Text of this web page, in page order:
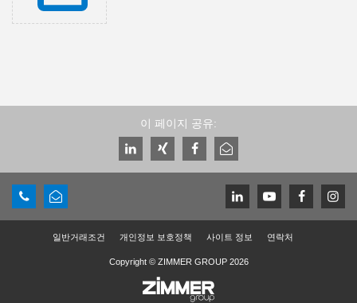
이 페이지 공유:
일반거래조건 개인정보 보호정책 사이트 정보 연락처
Copyright © ZIMMER GROUP 2026